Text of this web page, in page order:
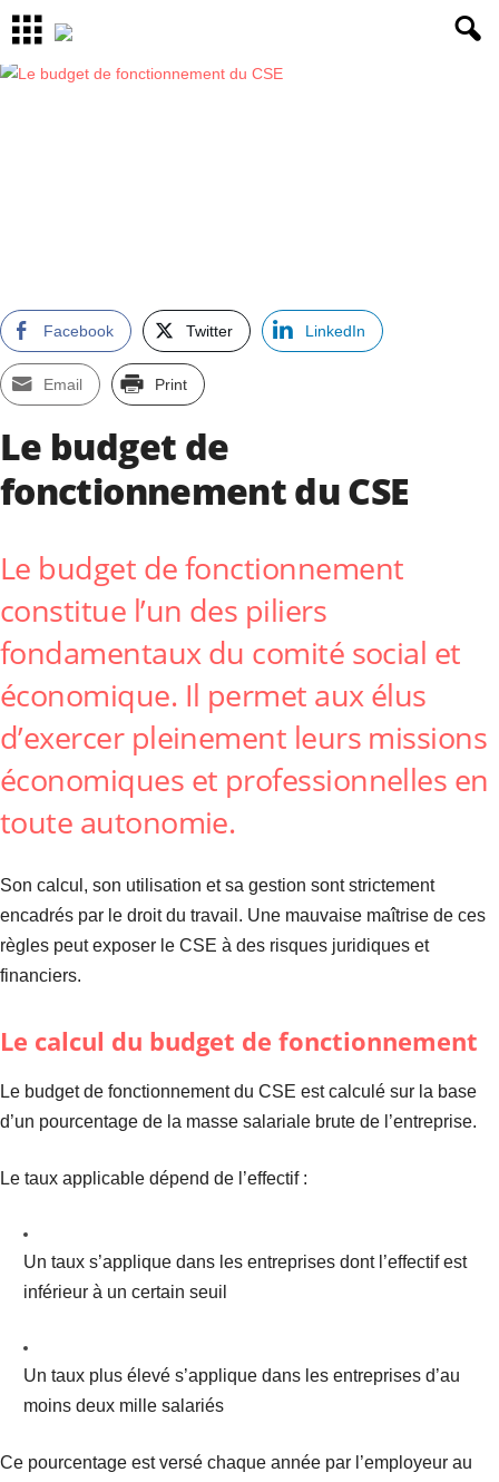
Facebook Twitter LinkedIn
Email Print
Le budget de
fonctionnement du CSE
Le budget de fonctionnement
constitue l’un des piliers
fondamentaux du comité social et
économique. Il permet aux élus
d’exercer pleinement leurs missions
économiques et professionnelles en
toute autonomie.
Son calcul, son utilisation et sa gestion sont strictement
encadrés par le droit du travail. Une mauvaise maîtrise de ces
règles peut exposer le CSE à des risques juridiques et
financiers.
Le calcul du budget de fonctionnement
Le budget de fonctionnement du CSE est calculé sur la base
d’un pourcentage de la masse salariale brute de l’entreprise.
Le taux applicable dépend de l’effectif :
Un taux s’applique dans les entreprises dont l’effectif est
inférieur à un certain seuil
Un taux plus élevé s’applique dans les entreprises d’au
moins deux mille salariés
Ce pourcentage est versé chaque année par l’employeur au